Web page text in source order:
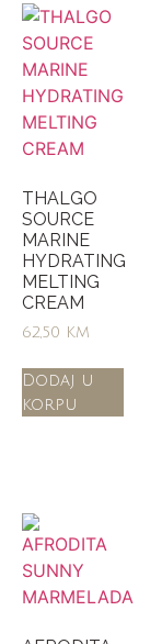
THALGO
SOURCE
MARINE
HYDRATING
MELTING
CREAM
62,50 KM
Dodaj u
korpu